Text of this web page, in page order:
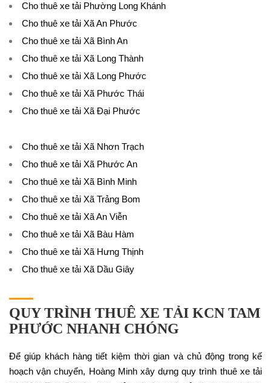
Cho thuê xe tải Phường Long Khánh
Cho thuê xe tải Xã An Phước
Cho thuê xe tải Xã Bình An
Cho thuê xe tải Xã Long Thành
Cho thuê xe tải Xã Long Phước
Cho thuê xe tải Xã Phước Thái
Cho thuê xe tải Xã Đại Phước
Cho thuê xe tải Xã Nhơn Trạch
Cho thuê xe tải Xã Phước An
Cho thuê xe tải Xã Bình Minh
Cho thuê xe tải Xã Trảng Bom
Cho thuê xe tải Xã An Viễn
Cho thuê xe tải Xã Bàu Hàm
Cho thuê xe tải Xã Hưng Thịnh
Cho thuê xe tải Xã Dầu Giây
QUY TRÌNH THUÊ XE TẢI KCN TAM
PHƯỚC NHANH CHÓNG
Để giúp khách hàng tiết kiệm thời gian và chủ động trong kế
hoạch vận chuyển, Hoàng Minh xây dựng quy trình thuê xe tải